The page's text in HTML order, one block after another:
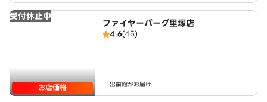
受付休止中
お店価格
ファイヤーバーグ里塚店
4.6(45)
出前館がお届け